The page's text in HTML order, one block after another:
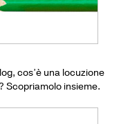
cos’è una locuzione
Scopriamolo insieme.